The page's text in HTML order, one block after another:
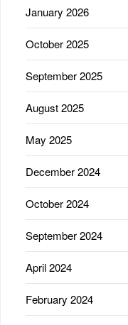
January 2026
October 2025
September 2025
August 2025
May 2025
December 2024
October 2024
September 2024
April 2024
February 2024